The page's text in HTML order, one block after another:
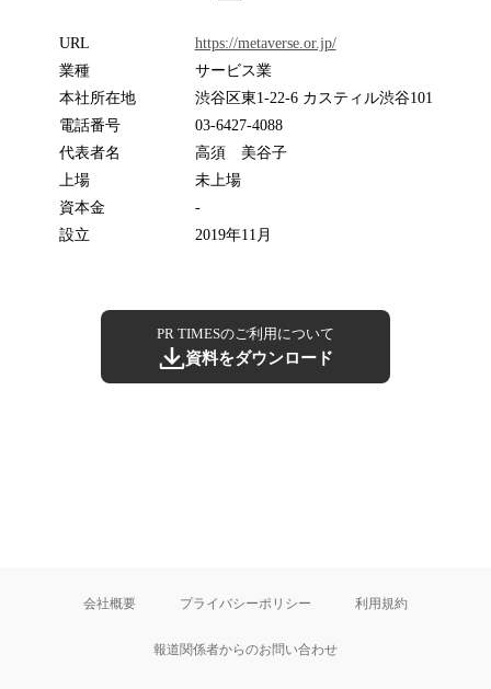
URL
https://metaverse.or.jp/
業種
サービス業
本社所在地
渋谷区東1-22-6 カスティル渋谷101
電話番号
03-6427-4088
代表者名
高須 美谷子
上場
未上場
資本金
-
設立
2019年11月
PR TIMESのご利用について
資料をダウンロード
会社概要 プライバシーポリシー 利用規約
報道関係者からのお問い合わせ